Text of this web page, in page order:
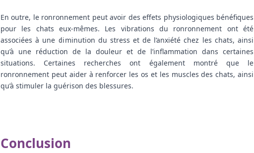
En outre, le ronronnement peut avoir des effets physiologiques bénéfiques
pour les chats eux-mêmes. Les vibrations du ronronnement ont été
associées à une diminution du stress et de l’anxiété chez les chats, ainsi
qu’à une réduction de la douleur et de l’inflammation dans certaines
situations. Certaines recherches ont également montré que le
ronronnement peut aider à renforcer les os et les muscles des chats, ainsi
qu’à stimuler la guérison des blessures.
Conclusion